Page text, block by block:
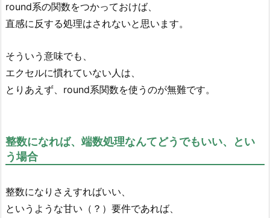
round系の関数をつかっておけば、
直感に反する処理はされないと思います。
そういう意味でも、
エクセルに慣れていない人は、
とりあえず、round系関数を使うのが無難です。
整数になれば、端数処理なんてどうでもいい、とい
う場合
整数になりさえすればいい、
というような甘い（？）要件であれば、